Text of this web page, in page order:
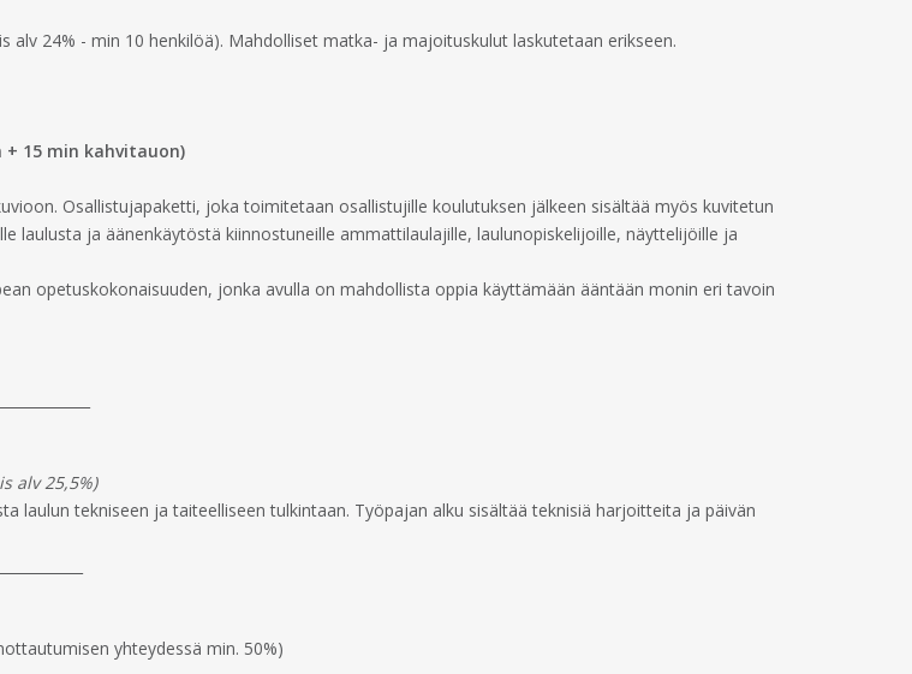
24% - min 10 henkilöä). Mahdolliset matka- ja majoituskulut laskutetaan erikseen.
+ 15 min kahvitauon)
Osallistujapaketti, joka toimitetaan osallistujille koulutuksen jälkeen sisältää myös kuvitetun
laulusta ja äänenkäytöstä kiinnostuneille ammattilaulajille, laulunopiskelijoille, näyttelijöille ja
opetuskokonaisuuden, jonka avulla on mahdollista oppia käyttämään ääntään monin eri tavoin
alv 25,5%)
laulun tekniseen ja taiteelliseen tulkintaan. Työpajan alku sisältää teknisiä harjoitteita ja päivän
yhteydessä min. 50%)